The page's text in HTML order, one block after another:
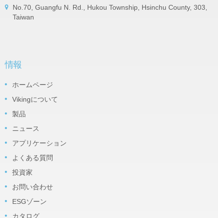
No.70, Guangfu N. Rd., Hukou Township, Hsinchu County, 303,
Taiwan
情報
ホームページ
Vikingについて
製品
ニュース
アプリケーション
よくある質問
投資家
お問い合わせ
ESGゾーン
カタログ